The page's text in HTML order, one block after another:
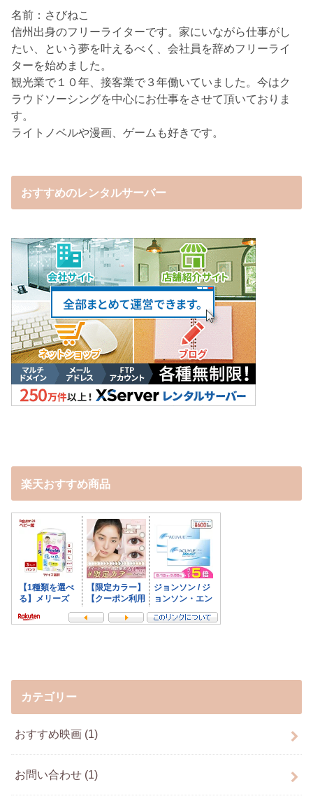
名前：さびねこ
信州出身のフリーライターです。家にいながら仕事がし
たい、という夢を叶えるべく、会社員を辞めフリーライ
ターを始めました。
観光業で１０年、接客業で３年働いていました。今はク
ラウドソーシングを中心にお仕事をさせて頂いておりま
す。
ライトノベルや漫画、ゲームも好きです。
おすすめのレンタルサーバー
楽天おすすめ商品
カテゴリー
おすすめ映画 (1)
お問い合わせ (1)